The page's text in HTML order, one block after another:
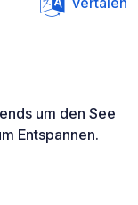
um den See
Entspannen.